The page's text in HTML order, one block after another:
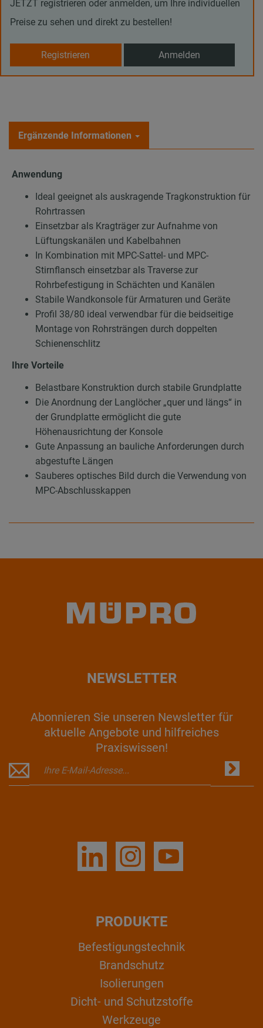
JETZT registrieren oder anmelden, um Ihre individuellen
Preise zu sehen und direkt zu bestellen!
Registrieren Anmelden
Ergänzende Informationen
Anwendung
Ideal geeignet als auskragende Tragkonstruktion für
Rohrtrassen
Einsetzbar als Kragträger zur Aufnahme von
Lüftungskanälen und Kabelbahnen
In Kombination mit MPC-Sattel- und MPC-
Stirnflansch einsetzbar als Traverse zur
Rohrbefestigung in Schächten und Kanälen
Stabile Wandkonsole für Armaturen und Geräte
Profil 38/80 ideal verwendbar für die beidseitige
Montage von Rohrsträngen durch doppelten
Schienenschlitz
Ihre Vorteile
Belastbare Konstruktion durch stabile Grundplatte
Die Anordnung der Langlöcher „quer und längs“ in
der Grundplatte ermöglicht die gute
Höhenausrichtung der Konsole
Gute Anpassung an bauliche Anforderungen durch
abgestufte Längen
Sauberes optisches Bild durch die Verwendung von
MPC-Abschlusskappen
NEWSLETTER
Abonnieren Sie unseren Newsletter für
aktuelle Angebote und hilfreiches
Praxiswissen!
PRODUKTE
Befestigungstechnik
Brandschutz
Isolierungen
Dicht- und Schutzstoffe
Werkzeuge